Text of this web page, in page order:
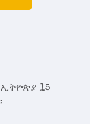
15